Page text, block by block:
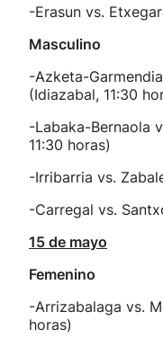
-Erasun vs.
Masculino
-Azketa-
(Idiazabal, 11:30
-Labaka-Bernaola
11:30 horas)
-Irribarria vs.
-Carregal vs.
15 de mayo
Femenino
-Arrizabalaga vs.
horas)